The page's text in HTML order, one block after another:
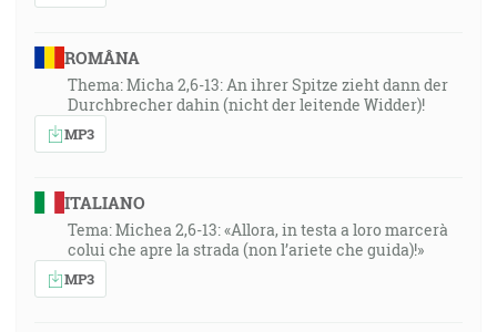
ROMÂNA
Thema: Micha 2,6-13: An ihrer Spitze zieht dann der
Durchbrecher dahin (nicht der leitende Widder)!
MP3
ITALIANO
Tema: Michea 2,6-13: «Allora, in testa a loro marcerà
colui che apre la strada (non l’ariete che guida)!»
MP3